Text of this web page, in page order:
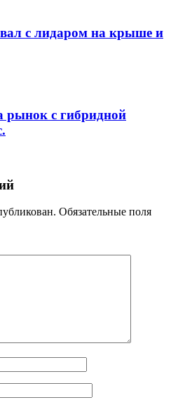
с лидаром на крыше и
рынок с гибридной
Обязательные поля